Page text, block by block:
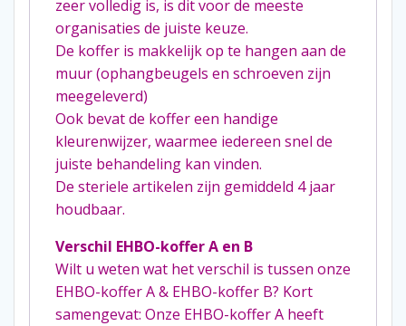
zeer volledig is, is dit voor de meeste
organisaties de juiste keuze.
De koffer is makkelijk op te hangen aan de
muur (ophangbeugels en schroeven zijn
meegeleverd)
Ook bevat de koffer een handige
kleurenwijzer, waarmee iedereen snel de
juiste behandeling kan vinden.
De steriele artikelen zijn gemiddeld 4 jaar
houdbaar.
Verschil EHBO-koffer A en B
Wilt u weten wat het verschil is tussen onze
EHBO-koffer A & EHBO-koffer B? Kort
samengevat: Onze EHBO-koffer A heeft